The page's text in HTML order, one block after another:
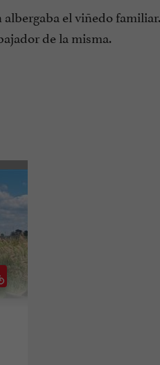
el viñedo
de la misma.